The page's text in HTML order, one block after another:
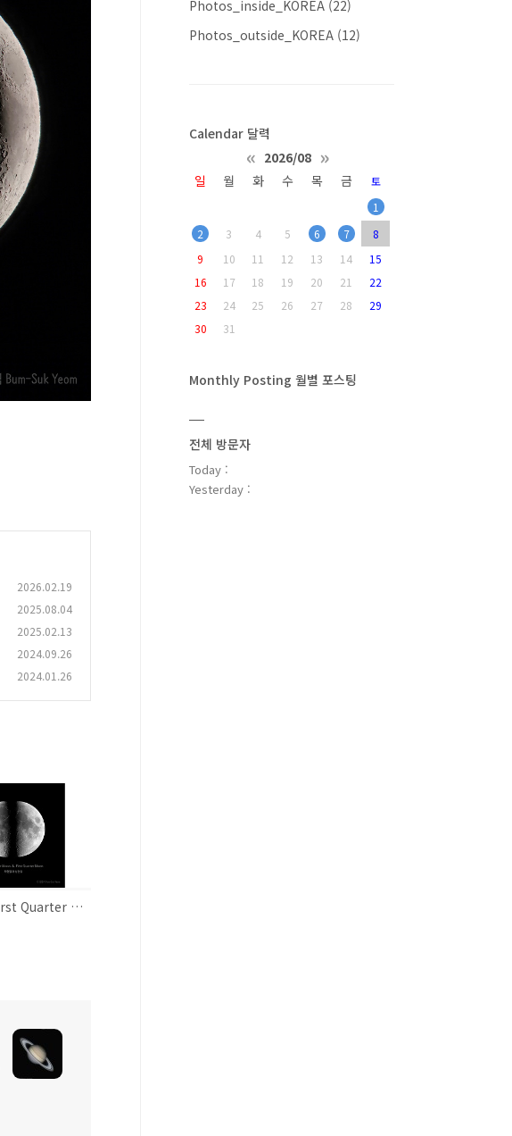
2026.02.19
2025.08.04
2025.02.13
2024.09.26
2024.01.26
Last and First Quarter Moon 하현달과 상현달
Photos_inside_KOREA (22)
Photos_outside_KOREA (12)
Calendar 달력
« 2026/08 »
일 월 화 수 목 금
토
1
2
3 4 5 6 7
8
9
10 11 12 13 14
15
16
17 18 19 20 21
22
23
24 25 26 27 28
29
30
31
Monthly Posting 월별 포스팅
전체 방문자
Today :
Yesterday :